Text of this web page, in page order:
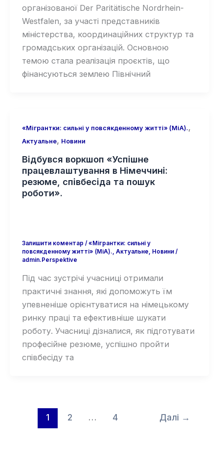
організованої Der Paritätische Nordrhein-
Westfalen, за участі представників
міністерства, координаційних структур та
громадських організацій. Основною
темою стала реалізація проєктів, що
фінансуються землею Північний
«Мігрантки: сильні у повсякденному житті» (MiA).,
Актуальне, Новини
Відбувся воркшоп «Успішне
працевлаштування в Німеччині:
резюме, співбесіда та пошук
роботи».
Залишити коментар / «Мігрантки: сильні у
повсякденному житті» (MiA)., Актуальне, Новини/
admin.Perspektive
Під час зустрічі учасниці отримали
практичні знання, які допоможуть їм
упевненіше орієнтуватися на німецькому
ринку праці та ефективніше шукати
роботу. Учасниці дізналися, як підготувати
професійне резюме, успішно пройти
співбесіду та
1 2 … 4 Далі →